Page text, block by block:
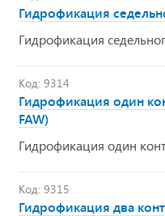
Гидрофикация
Гидрофикация
Код: 9314
Гидрофикация один
FAW)
Гидрофикация один
Код: 9315
Гидрофикация два